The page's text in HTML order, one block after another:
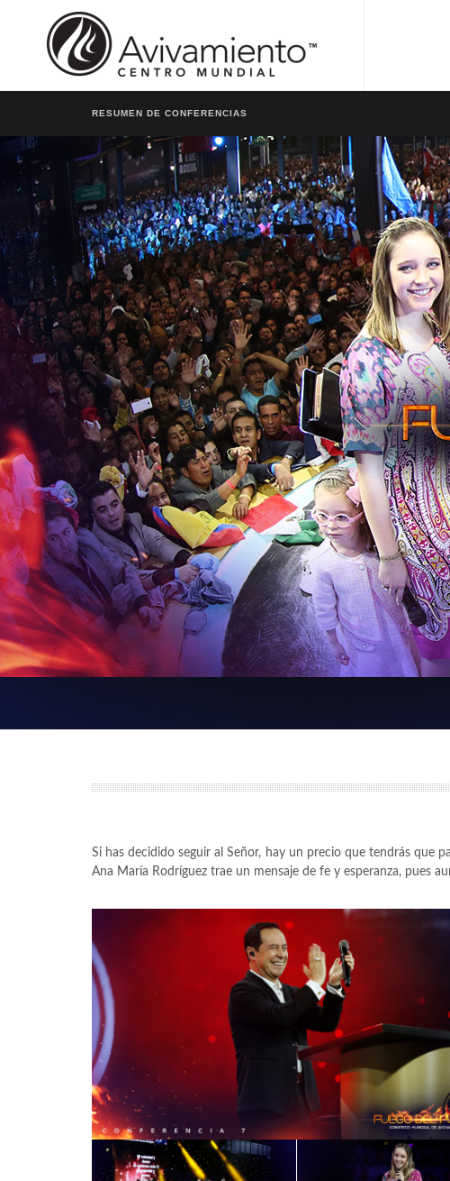
RESUMEN DE CONFERENCIAS
Si has decidido seguir al Señor, hay un precio que tendrás que
Ana María Rodríguez trae un mensaje de fe y esperanza, pues